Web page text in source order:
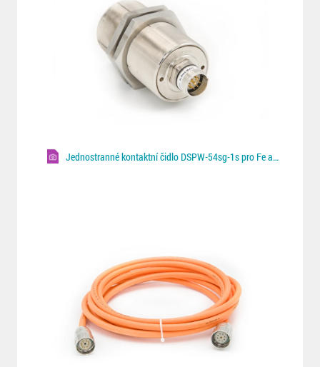
Jednostranné kontaktní čidlo DSPW-54sg-1s pro Fe a NF plechy